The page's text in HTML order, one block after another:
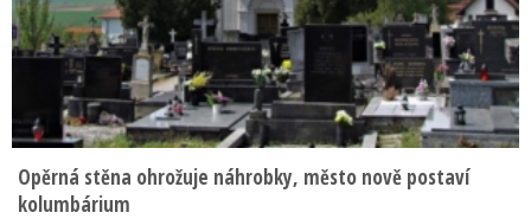
Opěrná stěna ohrožuje náhrobky, město nově postaví
kolumbárium